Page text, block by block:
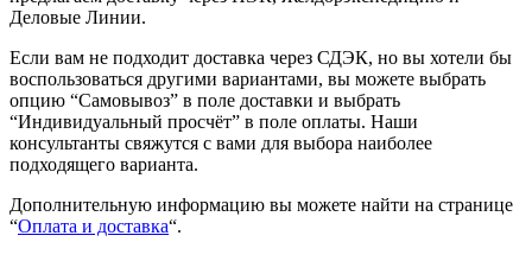
Деловые Линии.
Если вам не подходит доставка через СДЭК, но вы хотели бы
воспользоваться другими вариантами, вы можете выбрать
опцию “Самовывоз” в поле доставки и выбрать
“Индивидуальный просчёт” в поле оплаты. Наши
консультанты свяжутся с вами для выбора наиболее
подходящего варианта.
Дополнительную информацию вы можете найти на странице
“Оплата и доставка“.